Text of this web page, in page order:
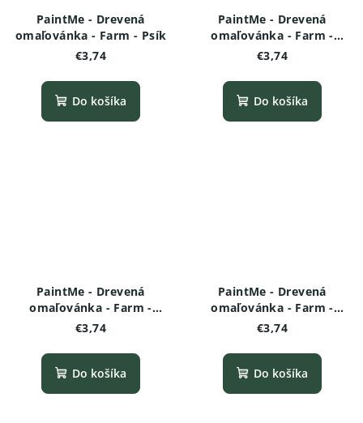
PaintMe - Drevená
omaľovánka - Farm - Psík
€3,74
Do košíka
PaintMe - Drevená
omaľovánka - Farm -
Ovečka varianta 2
€3,74
Do košíka
PaintMe - Drevená
omaľovánka - Farm -
Mačička varianta 2
€3,74
Do košíka
PaintMe - Drevená
omaľovánka - Farm -
Mačička
€3,74
Do košíka